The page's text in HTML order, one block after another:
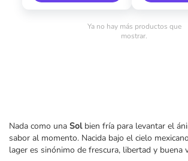
Ya no hay más productos que
mostrar.
Nada como una Solbien fría para levantar el
sabor al momento. Nacida bajo el cielo
lager es sinónimo de frescura, libertad y buena